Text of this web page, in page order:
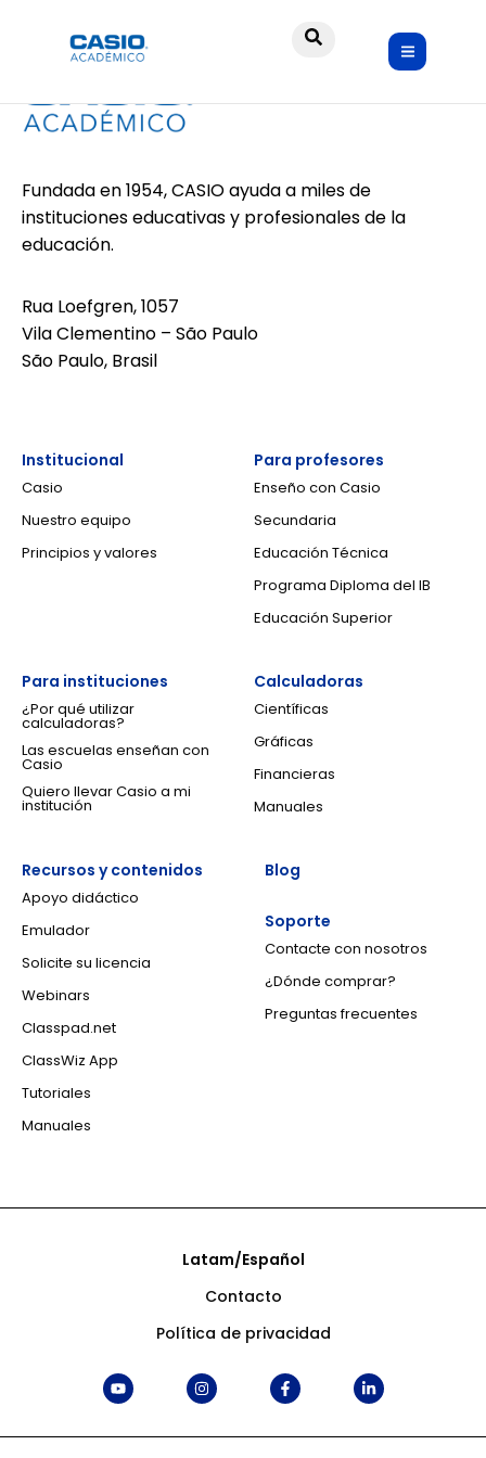
Fundada en 1954, CASIO ayuda a miles de
instituciones educativas y profesionales de la
educación.
Rua Loefgren, 1057
Vila Clementino – São Paulo
São Paulo, Brasil
Institucional
Casio
Nuestro equipo
Principios y valores
Para profesores
Enseño con Casio
Secundaria
Educación Técnica
Programa Diploma del IB
Educación Superior
Para instituciones
¿Por qué utilizar
calculadoras?
Las escuelas enseñan con
Casio
Quiero llevar Casio a mi
institución
Calculadoras
Científicas
Gráficas
Financieras
Manuales
Recursos y contenidos
Apoyo didáctico
Emulador
Solicite su licencia
Webinars
Classpad.net
ClassWiz App
Tutoriales
Manuales
Blog
Soporte
Contacte con nosotros
¿Dónde comprar?
Preguntas frecuentes
Latam/Español
Contacto
Política de privacidad